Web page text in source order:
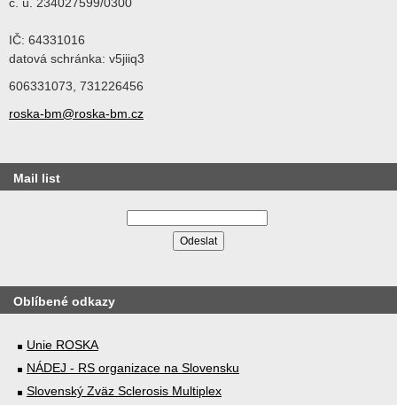
IČ: 64331016
datová schránka: v5jiiq3
606331073, 731226456
roska-bm@roska-bm.cz
Mail list
Oblíbené odkazy
Unie ROSKA
NÁDEJ - RS organizace na Slovensku
Slovenský Zväz Sclerosis Multiplex